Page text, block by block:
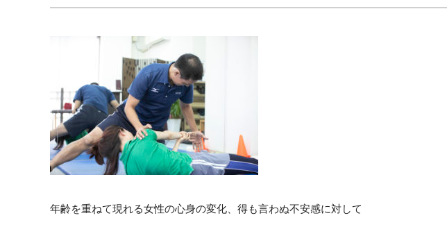
年齢を重ねて現れる女性の心身の変化、得も言わぬ不安感に対して